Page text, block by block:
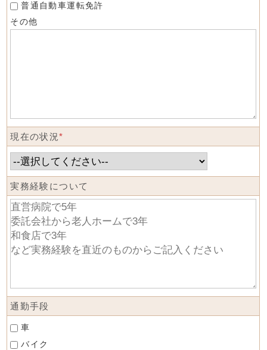
普通自動車運転免許
その他
現在の状況*
実務経験について
通勤手段
車
バイク